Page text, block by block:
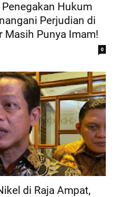
Hukum
Perjudian di
Masih Punya Imam!
0
di Raja Ampat,